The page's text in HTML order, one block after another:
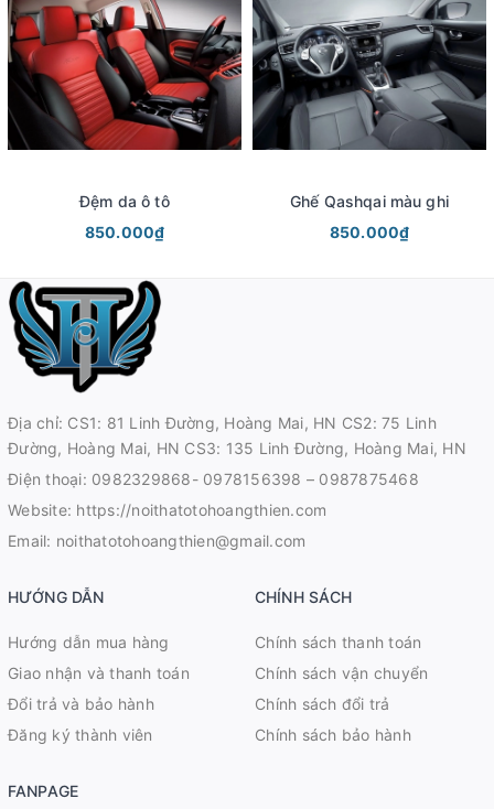
Đệm da ô tô
850.000₫
Ghế Qashqai màu ghi
850.000₫
Địa chỉ: CS1: 81 Linh Đường, Hoàng Mai, HN CS2: 75 Linh
Đường, Hoàng Mai, HN CS3: 135 Linh Đường, Hoàng Mai, HN
Điện thoại: 0982329868- 0978156398 – 0987875468
Website: https://noithatotohoangthien.com
Email: noithatotohoangthien@gmail.com
HƯỚNG DẪN
Hướng dẫn mua hàng
Giao nhận và thanh toán
Đổi trả và bảo hành
Đăng ký thành viên
CHÍNH SÁCH
Chính sách thanh toán
Chính sách vận chuyển
Chính sách đổi trả
Chính sách bảo hành
FANPAGE